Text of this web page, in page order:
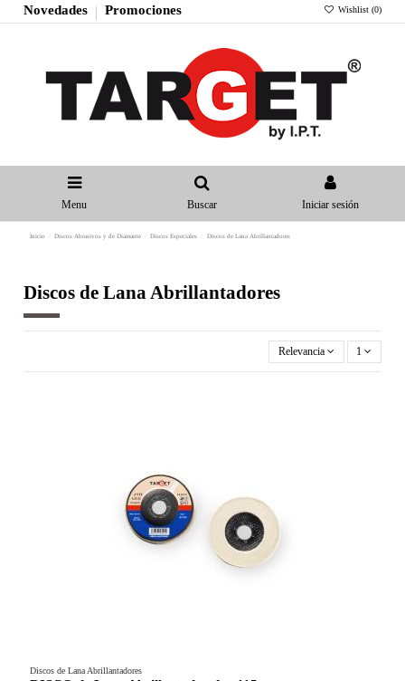
Novedades Promociones Wishlist (0)
Menu Buscar Iniciar sesión
Inicio Discos Abrasivos y de Diamante Discos Especiales Discos de Lana Abrillantadores
Discos de Lana Abrillantadores
Relevancia 1
Discos de Lana Abrillantadores